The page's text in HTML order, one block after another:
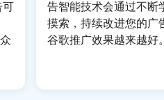
可
告智能技术会通过不断
摸索，持续改进您的广
谷歌推广效果越来越好